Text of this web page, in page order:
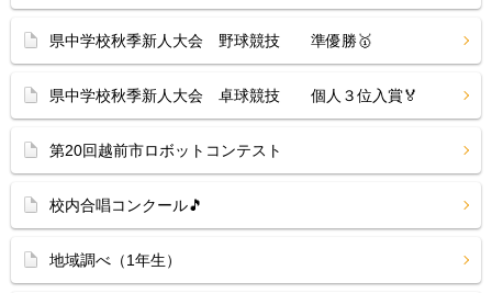
県中学校秋季新人大会 野球競技 準優勝🥇
県中学校秋季新人大会 卓球競技 個人３位入賞🏅
第20回越前市ロボットコンテスト
校内合唱コンクール🎵
地域調べ（1年生）